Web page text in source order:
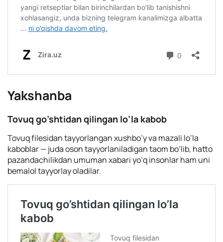
Yakshanba
Tovuq go’shtidan qilingan lo’la kabob
Tovuq filesidan tayyorlangan xushbo’y va mazali lo’la
kaboblar — juda oson tayyorlaniladigan taom bo’lib, hatto
pazandachilikdan umuman xabari yo’q insonlar ham uni
bemalol tayyorlay oladilar.